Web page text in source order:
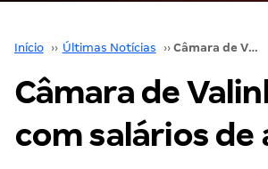
Início ›› Últimas Notícias ›› Câmara de Valinhos SP lança concurso com salários de até R$ 5,9 mil!
Câmara de
com salários de